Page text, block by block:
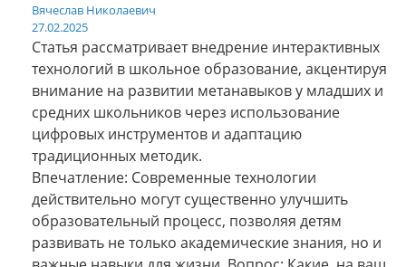
Вячеслав Николаевич
27.02.2025
Статья рассматривает внедрение интерактивных
технологий в школьное образование, акцентируя
внимание на развитии метанавыков у младших и
средних школьников через использование
цифровых инструментов и адаптацию
традиционных методик.
Впечатление: Современные технологии
действительно могут существенно улучшить
образовательный процесс, позволяя детям
развивать не только академические знания, но и